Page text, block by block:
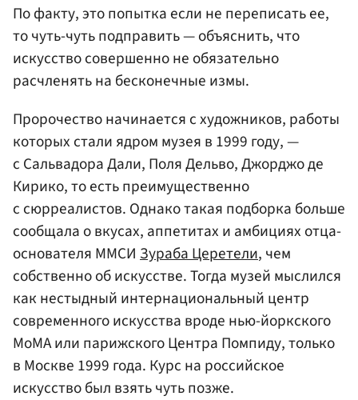
По факту, это попытка если не переписать ее,
то чуть-чуть подправить — объяснить, что
искусство совершенно не обязательно
расчленять на бесконечные измы.
Пророчество начинается с художников, работы
которых стали ядром музея в 1999 году, —
с Сальвадора Дали, Поля Дельво, Джорджо де
Кирико, то есть преимущественно
с сюрреалистов. Однако такая подборка больше
сообщала о вкусах, аппетитах и амбициях отца-
основателя ММСИ Зураба Церетели, чем
собственно об искусстве. Тогда музей мыслился
как нестыдный интернациональный центр
современного искусства вроде нью-йоркского
МоМА или парижского Центра Помпиду, только
в Москве 1999 года. Курс на российское
искусство был взять чуть позже.